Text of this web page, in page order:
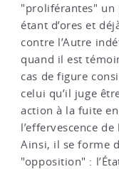
"proliférantes" un
étant d’ores et
contre l’Autre
quand il est
cas de figure
celui qu’il juge
action à la fuite
l’effervescence
Ainsi, il se forme
"opposition" :